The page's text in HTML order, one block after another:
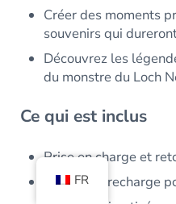
Créer des moments
souvenirs qui
Découvrez les
du monstre du Loch
Ce qui est inclus
Prise en charge et
Bornes de recharge
FR